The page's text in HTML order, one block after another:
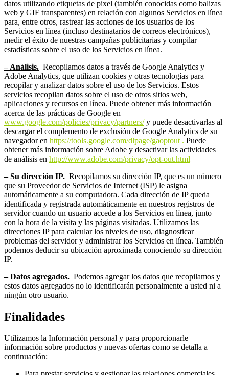
datos utilizando etiquetas de pixel (también conocidas como balizas
web y GIF transparentes) en relación con algunos Servicios en línea
para, entre otros, rastrear las acciones de los usuarios de los
Servicios en línea (incluso destinatarios de correos electrónicos),
medir el éxito de nuestras campañas publicitarias y compilar
estadísticas sobre el uso de los Servicios en línea.
– Análisis. Recopilamos datos a través de Google Analytics y
Adobe Analytics, que utilizan cookies y otras tecnologías para
recopilar y analizar datos sobre el uso de los Servicios. Estos
servicios recopilan datos sobre el uso de otros sitios web,
aplicaciones y recursos en línea. Puede obtener más información
acerca de las prácticas de Google en
www.google.com/policies/privacy/‌partners/y puede desactivarlas al
descargar el complemento de exclusión de Google Analytics de su
navegador en https://tools.google.com/dlpage/gaoptout . Puede
obtener más información sobre Adobe y desactivar las actividades
de análisis en http://www.adobe.com/privacy/opt-out.html
– Su dirección IP. Recopilamos su dirección IP, que es un número
que su Proveedor de Servicios de Internet (ISP) le asigna
automáticamente a su computadora. Cada dirección de IP queda
identificada y registrada automáticamente en nuestros registros de
servidor cuando un usuario accede a los Servicios en línea, junto
con la hora de la visita y las páginas visitadas. Utilizamos las
direcciones IP para calcular los niveles de uso, diagnosticar
problemas del servidor y administrar los Servicios en línea. También
podemos deducir su ubicación aproximada conociendo su dirección
IP.
– Datos agregados. Podemos agregar los datos que recopilamos y
estos datos agregados no lo identificarán personalmente a usted ni a
ningún otro usuario.
Finalidades
Utilizamos la Información personal y para proporcionarle
información sobre productos y nuevas ofertas como se detalla a
continuación: